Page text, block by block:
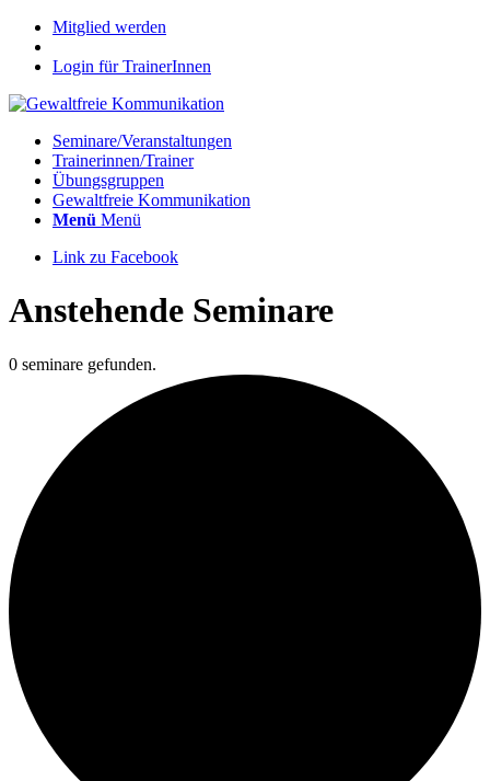
Mitglied werden
Login für TrainerInnen
Seminare/Veranstaltungen
Trainerinnen/Trainer
Übungsgruppen
Gewaltfreie Kommunikation
Menü Menü
Link zu Facebook
Anstehende Seminare
0 seminare gefunden.